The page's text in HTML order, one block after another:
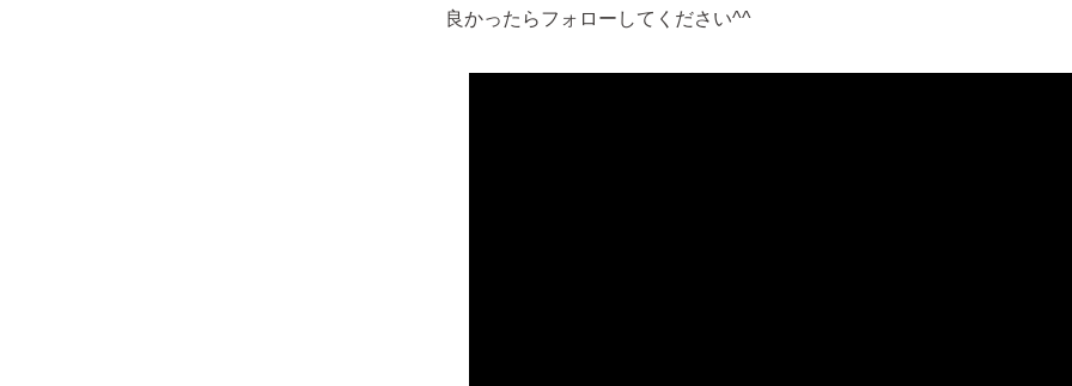
良かったらフォローしてください^^